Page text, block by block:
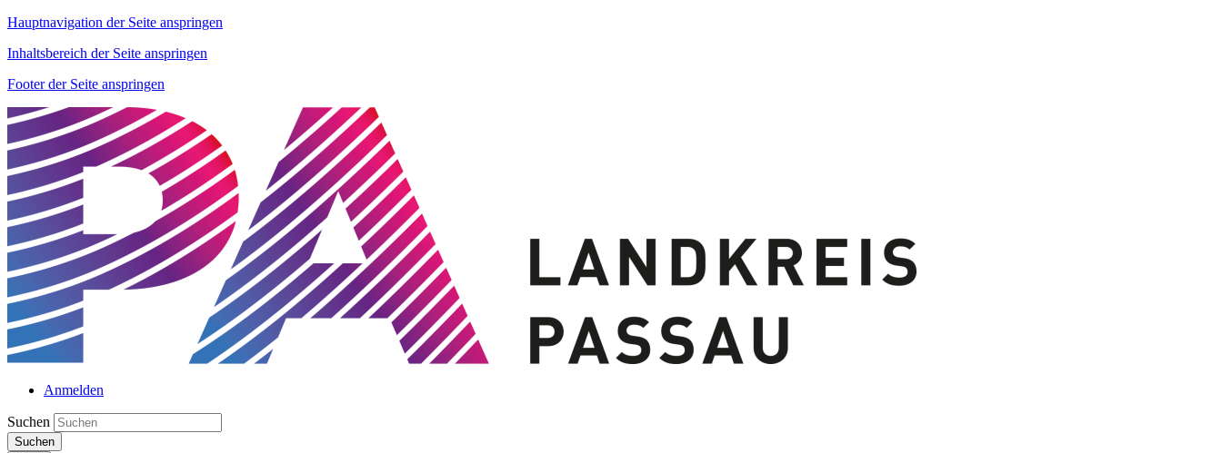
Hauptnavigation der Seite anspringen
Inhaltsbereich der Seite anspringen
Footer der Seite anspringen
Anmelden
Suchen
Suchen